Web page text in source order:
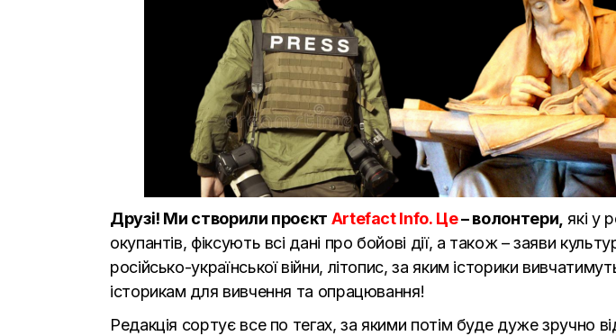
Друзі! Ми створили проєкт Artefact Info. Це– волонтери, які у
окупантів, фіксують всі дані про бойові дії, а також – заяви
російсько-української війни, літопис, за яким історики
історикам для вивчення та опрацювання!
Редакція сортує все по тегах, за якими потім буде дуже зручно